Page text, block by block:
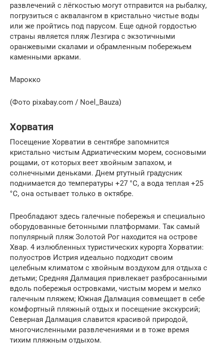
развлечений с лёгкостью могут отправится на рыбалку,
погрузиться с аквалангом в кристально чистые воды
или же пройтись под парусом. Еще одной гордостью
страны является пляж Лезгира с экзотичными
оранжевыми скалами и обрамленным побережьем
каменными арками.
Марокко
(Фото pixabay.com / Noel_Bauza)
Хорватия
Посещение Хорватии в сентябре запомнится
кристально чистым Адриатическим морем, сосновыми
рощами, от которых веет хвойным запахом, и
солнечными деньками. Днем ртутный градусник
поднимается до температуры +27 °C, а вода теплая +25
°C, она остывает только в октябре.
Преобладают здесь галечные побережья и специально
оборудованные бетонными платформами. Так самый
популярный пляж Золотой Рог находится на острове
Хвар. 4 излюбленных туристических курорта Хорватии:
полуостров Истрия идеально подходит своим
целебным климатом с хвойным воздухом для отдыха с
детьми; Средняя Далмация привлекает разбросанными
вдоль побережья островками, чистым морем и мелко
галечным пляжем; Южная Далмация совмещает в себе
комфортный пляжный отдых и посещение экскурсий;
Северная Далмация славится красивой природой,
многочисленными развлечениями и в тоже время
тихим пляжным отдыхом.